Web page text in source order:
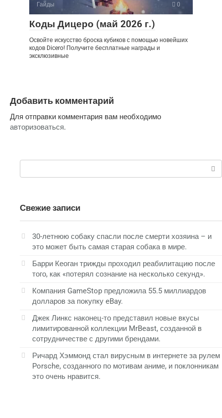
Гайды 0
Коды Дицеро (май 2026 г.)
Освойте искусство броска кубиков с помощью новейших
кодов Dicero! Получите бесплатные награды и
эксклюзивные
Добавить комментарий
Для отправки комментария вам необходимо
авторизоваться.
Поиск:
Свежие записи
30-летнюю собаку спасли после смерти хозяина – и
это может быть самая старая собака в мире.
Барри Кеоган трижды проходил реабилитацию после
того, как «потерял сознание на несколько секунд».
Компания GameStop предложила 55.5 миллиардов
долларов за покупку eBay.
Джек Линкс наконец-то представил новые вкусы
лимитированной коллекции MrBeast, созданной в
сотрудничестве с другими брендами.
Ричард Хэммонд стал вирусным в интернете за рулем
Porsche, созданного по мотивам аниме, и поклонникам
это очень нравится.